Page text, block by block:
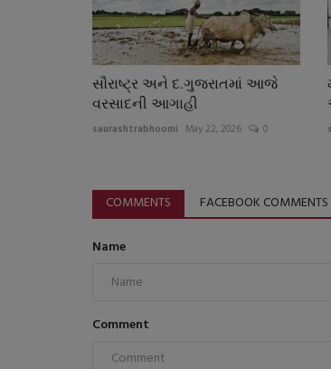
સૌરાષ્ટ્ર અને દ.ગુજરાતમાં આજે
વરસાદની આગાહી
saurashtrabhoomi May 22, 2026 0
COMMENTS FACEBOOK COMMENTS
Name
Comment